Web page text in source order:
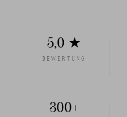
5,0 ★
BEWERTUNG
300+